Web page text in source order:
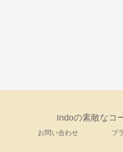
Indoの素敵なコ
お問い合わせ
プ